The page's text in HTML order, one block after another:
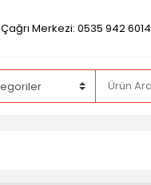
Çağrı Merkezi: 0535 942 6014